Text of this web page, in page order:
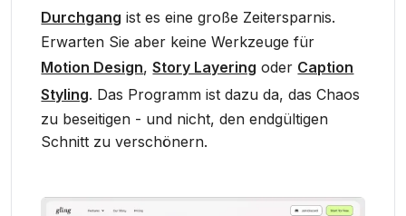
Durchgang ist es eine große Zeitersparnis.
Erwarten Sie aber keine Werkzeuge für
Motion Design,Story Layering oder Caption
Styling. Das Programm ist dazu da, das Chaos
zu beseitigen - und nicht, den endgültigen
Schnitt zu verschönern.